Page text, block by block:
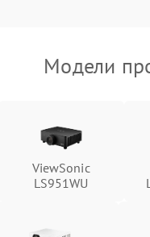
Модели
ViewSonic
LS951WU